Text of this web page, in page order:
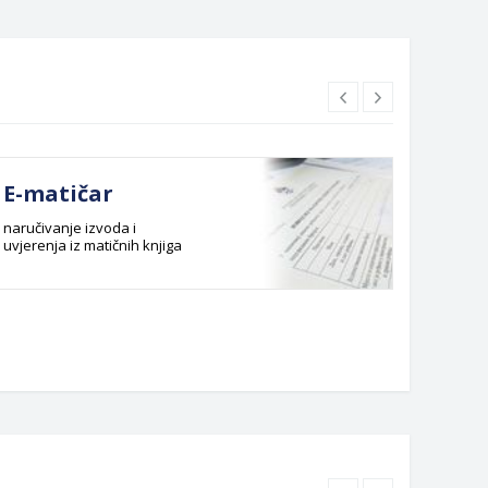
E-matičar
naručivanje izvoda i
uvjerenja iz matičnih knjiga